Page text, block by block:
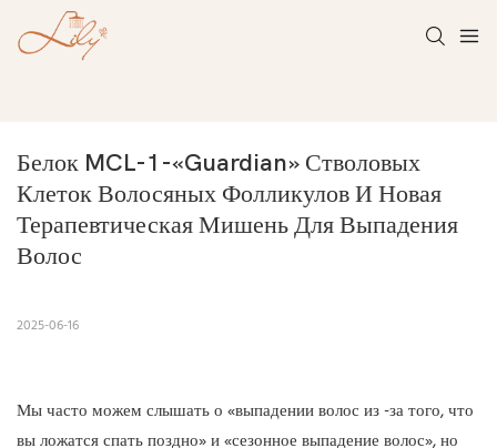
Белок MCL-1-«Guardian» Стволовых
Клеток Волосяных Фолликулов И Новая
Терапевтическая Мишень Для Выпадения
Волос
2025-06-16
Мы часто можем слышать о «выпадении волос из -за того, что
вы ложатся спать поздно» и «сезонное выпадение волос», но